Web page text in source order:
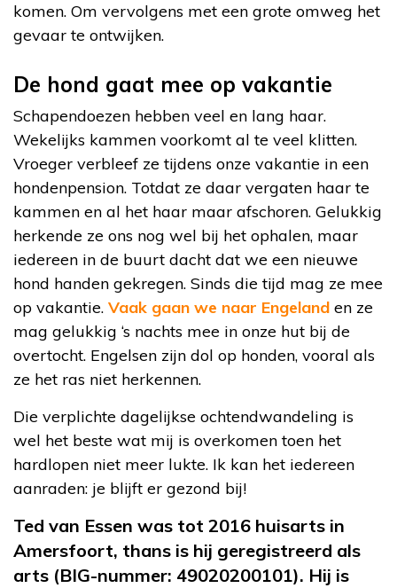
komen. Om vervolgens met een grote omweg het
gevaar te ontwijken.
De hond gaat mee op vakantie
Schapendoezen hebben veel en lang haar.
Wekelijks kammen voorkomt al te veel klitten.
Vroeger verbleef ze tijdens onze vakantie in een
hondenpension. Totdat ze daar vergaten haar te
kammen en al het haar maar afschoren. Gelukkig
herkende ze ons nog wel bij het ophalen, maar
iedereen in de buurt dacht dat we een nieuwe
hond handen gekregen. Sinds die tijd mag ze mee
op vakantie. Vaak gaan we naar Engeland en ze
mag gelukkig ‘s nachts mee in onze hut bij de
overtocht. Engelsen zijn dol op honden, vooral als
ze het ras niet herkennen.
Die verplichte dagelijkse ochtendwandeling is
wel het beste wat mij is overkomen toen het
hardlopen niet meer lukte. Ik kan het iedereen
aanraden: je blijft er gezond bij!
Ted van Essen was tot 2016 huisarts in
Amersfoort, thans is hij geregistreerd als
arts (BIG-nummer: 49020200101). Hij is